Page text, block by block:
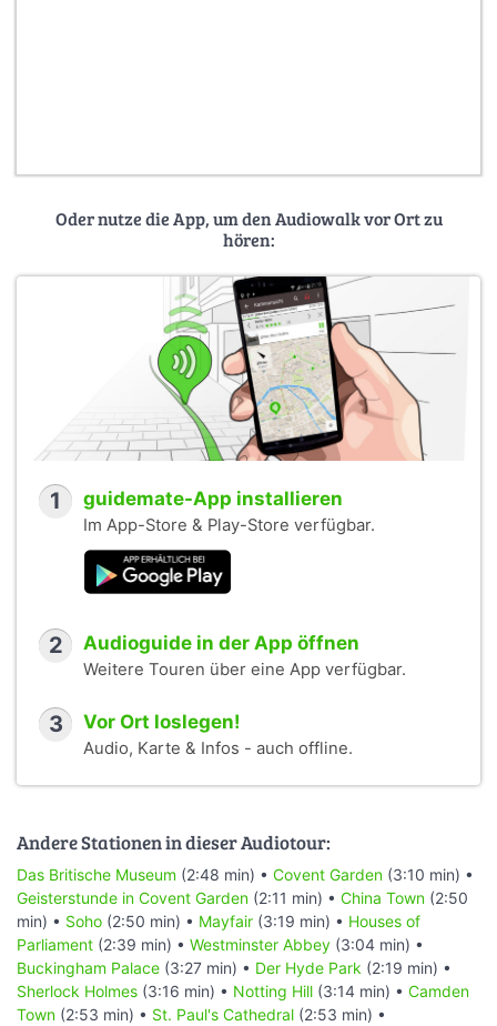
Oder nutze die App, um den Audiowalk vor Ort zu
hören:
1 guidemate-App installieren
Im App-Store & Play-Store verfügbar.
2 Audioguide in der App öffnen
Weitere Touren über eine App verfügbar.
3 Vor Ort loslegen!
Audio, Karte & Infos - auch offline.
Andere Stationen in dieser Audiotour:
Das Britische Museum (2:48 min) • Covent Garden (3:10 min) •
Geisterstunde in Covent Garden (2:11 min) • China Town (2:50
min) • Soho (2:50 min) • Mayfair (3:19 min) • Houses of
Parliament (2:39 min) • Westminster Abbey (3:04 min) •
Buckingham Palace (3:27 min) • Der Hyde Park (2:19 min) •
Sherlock Holmes (3:16 min) • Notting Hill (3:14 min) • Camden
Town (2:53 min) • St. Paul's Cathedral (2:53 min) •